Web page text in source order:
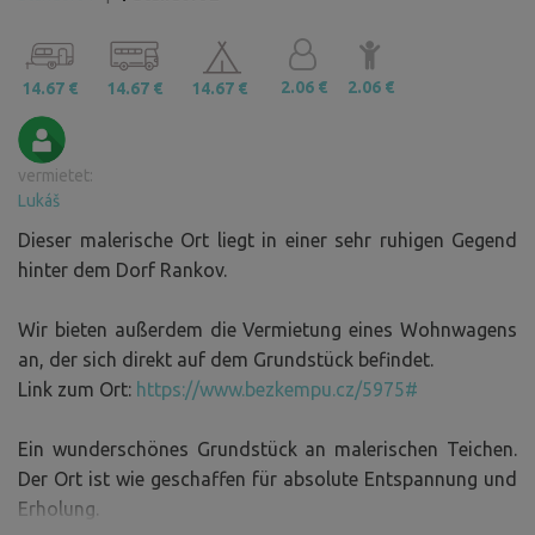
14.67 € 14.67 € 14.67 € 2.06 € 2.06 €
vermietet:
Lukáš
Dieser malerische Ort liegt in einer sehr ruhigen Gegend
hinter dem Dorf Rankov.
Wir bieten außerdem die Vermietung eines Wohnwagens
an, der sich direkt auf dem Grundstück befindet.
Link zum Ort: https://www.bezkempu.cz/5975#
Ein wunderschönes Grundstück an malerischen Teichen.
Der Ort ist wie geschaffen für absolute Entspannung und
Erholung.